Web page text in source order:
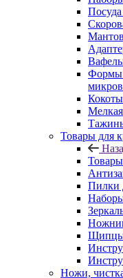
Формы
Товары для
Пилки
Щипцы
Ножи,